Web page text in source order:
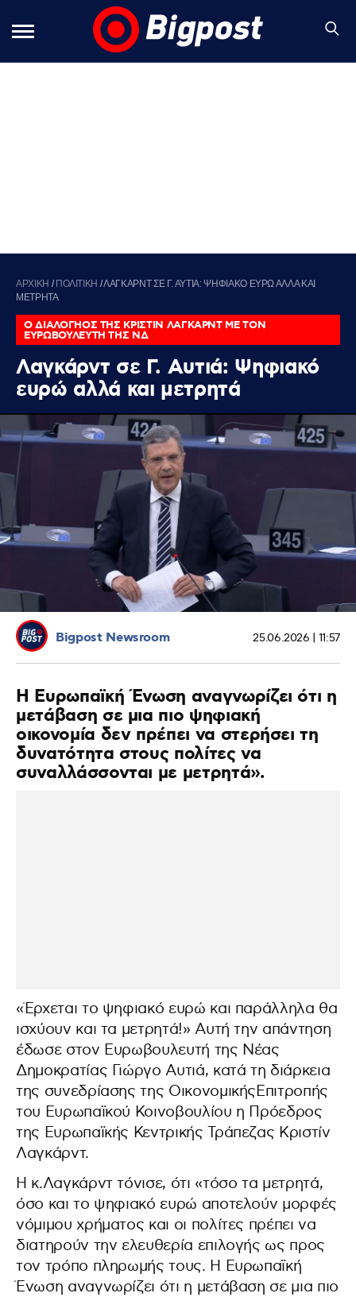
ΑΡΧΙΚΗ / ΠΟΛΙΤΙΚΗ /ΛΑΓΚΑΡΝΤ ΣΕ Γ. ΑΥΤΙΑ: ΨΗΦΙΑΚΟ ΕΥΡΩ ΑΛΛΑ ΚΑΙ
ΜΕΤΡΗΤΑ
Ο ΔΙΑΛΟΓΗΟΣ ΤΗΣ ΚΡΙΣΤΙΝ ΛΑΓΚΑΡΝΤ ΜΕ ΤΟΝ
ΕΥΡΩΒΟΥΛΕΥΤΗ ΤΗΣ ΝΔ
Λαγκάρντ σε Γ. Αυτιά: Ψηφιακό
ευρώ αλλά και μετρητά
Bigpost Newsroom 25.06.2026 | 11:57
Η Ευρωπαϊκή Ένωση αναγνωρίζει ότι η
μετάβαση σε μια πιο ψηφιακή
οικονομία δεν πρέπει να στερήσει τη
δυνατότητα στους πολίτες να
συναλλάσσονται με μετρητά».
«Έρχεται το ψηφιακό ευρώ και παράλληλα θα
ισχύουν και τα μετρητά!» Αυτή την απάντηση
έδωσε στον Ευρωβουλευτή της Νέας
Δημοκρατίας Γιώργο Αυτιά, κατά τη διάρκεια
της συνεδρίασης της ΟικονομικήςΕπιτροπής
του Ευρωπαϊκού Κοινοβουλίου η Πρόεδρος
της Ευρωπαϊκής Κεντρικής Τράπεζας Κριστίν
Λαγκάρντ.
Η κ.Λαγκάρντ τόνισε, ότι «τόσο τα μετρητά,
όσο και το ψηφιακό ευρώ αποτελούν μορφές
νόμιμου χρήματος και οι πολίτες πρέπει να
διατηρούν την ελευθερία επιλογής ως προς
τον τρόπο πληρωμής τους. Η Ευρωπαϊκή
Ένωση αναγνωρίζει ότι η μετάβαση σε μια πιο